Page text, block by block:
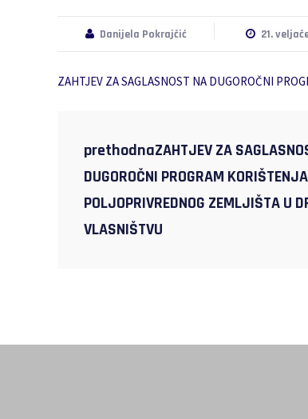
Danijela Pokrajčić 21.
ZAHTJEV ZA SAGLASNOST NA DUGOROČNI
prethodnaZAHTJEV ZA
DUGOROČNI PROGRAM KORIŠTENJA
POLJOPRIVREDNOG ZEMLJIŠTA U
VLASNIŠTVU